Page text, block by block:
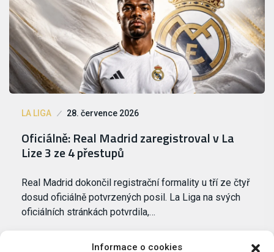
Informace o cookies
LA LIGA 28. července 2026
Oficiálně: Real Madrid zaregistroval v La
Lize 3 ze 4 přestupů
Real Madrid dokončil registrační formality u tří ze čtyř
dosud oficiálně potvrzených posil. La Liga na svých
oficiálních stránkách potvrdila,…